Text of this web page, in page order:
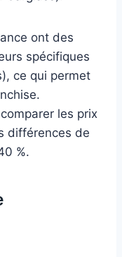
ont des
spécifiques
ce qui permet
les prix
différences de
%.